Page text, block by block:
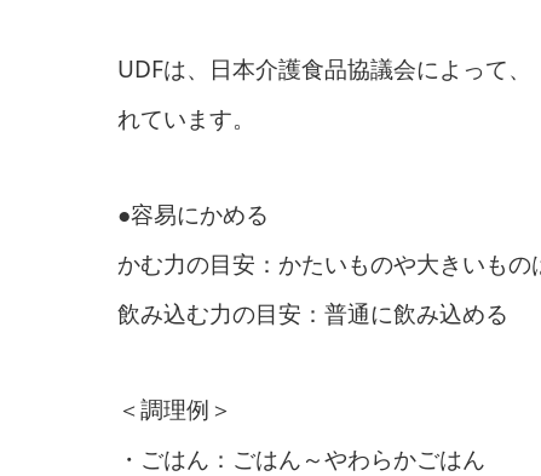
UDFは、日本介護食品協議会によって
れています。
●容易にかめる
かむ力の目安：かたいものや大きいも
飲み込む力の目安：普通に飲み込める
＜調理例＞
・ごはん：ごはん～やわらかごはん